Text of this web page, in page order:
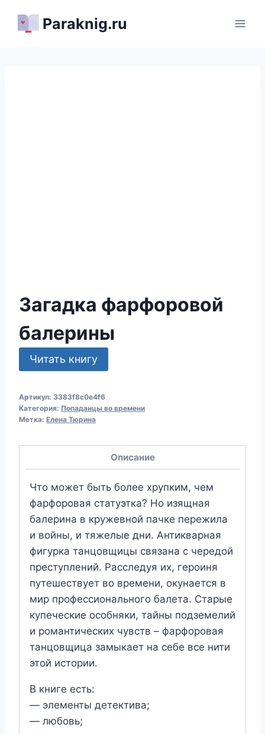
Paraknig.ru
Загадка фарфоровой
балерины
Читать книгу
Артикул: 3383f8c0e4f6
Категория: Попаданцы во времени
Метка: Елена Тюрина
Описание
Что может быть более хрупким, чем
фарфоровая статуэтка? Но изящная
балерина в кружевной пачке пережила
и войны, и тяжелые дни. Антикварная
фигурка танцовщицы связана с чередой
преступлений. Расследуя их, героиня
путешествует во времени, окунается в
мир профессионального балета. Старые
купеческие особняки, тайны подземелий
и романтических чувств – фарфоровая
танцовщица замыкает на себе все нити
этой истории.
В книге есть:
— элементы детектива;
— любовь;